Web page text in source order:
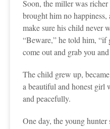
Soon, the miller was
brought him no
make sure his child never
“Beware,” he told him, “if
come out and grab you
The child grew up,
a beautiful and honest
and peacefully.
One day, the young